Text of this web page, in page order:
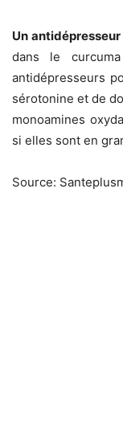
Un
dans le
antidépresseurs
sérotonine et de
monoamines
si elles sont en
Source: